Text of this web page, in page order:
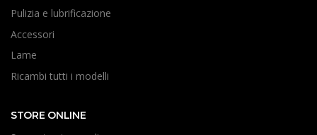
Pulizia e lubrificazione
Accessori
Lame
Ricambi tutti i modelli
STORE ONLINE